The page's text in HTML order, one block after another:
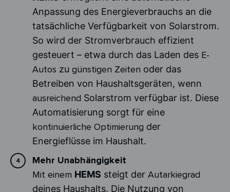
Anpassung des Energieverbrauchs an die
tatsächliche Verfügbarkeit von Solarstrom.
So wird der Stromverbrauch effizient
gesteuert – etwa durch das Laden des E-
Autos zugünstigen Zeiten oder das
Betreiben von Haushaltsgeräten, wenn
ausreichend Solarstrom verfügbar ist. Diese
Automatisierung sorgt für eine
kontinuierliche Optimierung der
Energieflüsse im Haushalt.
Mehr Unabhängigkeit
Mit einem HEMS steigt derAutarkiegrad
deines Haushalts. Die Nutzung von